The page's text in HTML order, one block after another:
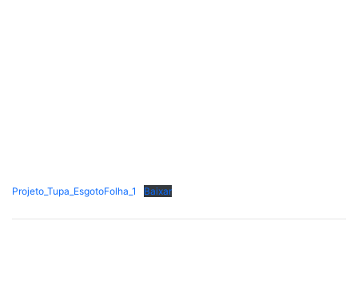
Projeto_Tupa_EsgotoFolha_1 Baixar